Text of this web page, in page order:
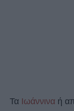
Τα Ιωάννινα ή